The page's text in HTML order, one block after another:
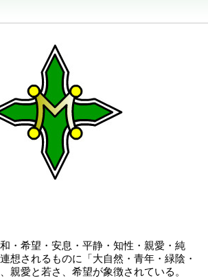
・希望・安息・平静・知性・親愛・純
想されるものに「大自然・青年・緑陰・
親愛と若さ、希望が象徴されている。